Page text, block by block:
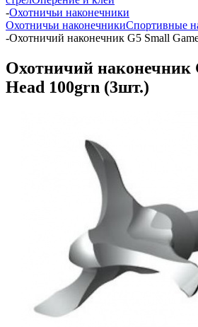
-Охотничьи наконечники
Охотничьи наконечникиСпортивные
-Охотничий наконечник G5 Small
Охотничий наконечник
Head 100grn (3шт.)